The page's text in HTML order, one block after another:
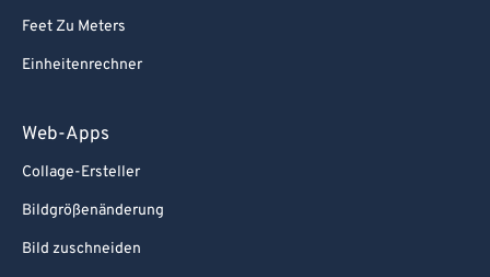
Feet Zu Meters
Einheitenrechner
Web-Apps
Collage-Ersteller
Bildgrößenänderung
Bild zuschneiden